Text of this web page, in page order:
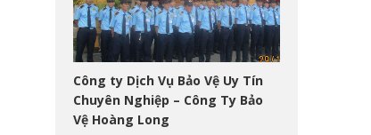
Công ty Dịch Vụ Bảo Vệ Uy Tín
Chuyên Nghiệp – Công Ty Bảo
Vệ Hoàng Long